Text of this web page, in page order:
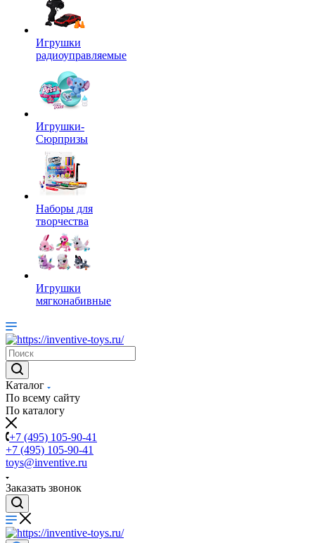
Игрушки
радиоуправляемые
Игрушки-
Сюрпризы
Наборы для
творчества
Игрушки
мягконабивные
Каталог
По всему сайту
По каталогу
+7 (495) 105-90-41
+7 (495) 105-90-41
toys@inventive.ru
Заказать звонок